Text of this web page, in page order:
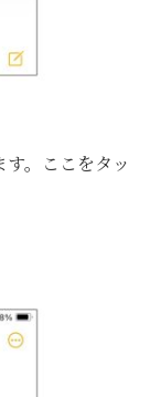
。ここをタッ